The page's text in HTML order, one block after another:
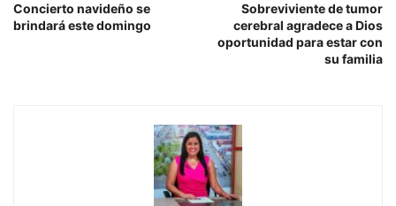
Concierto navideño se
brindará este domingo
Sobreviviente de tumor
cerebral agradece a Dios
oportunidad para estar con
su familia